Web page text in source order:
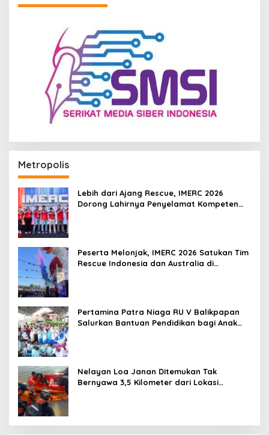
Metropolis
Lebih dari Ajang Rescue, IMERC 2026
Dorong Lahirnya Penyelamat Kompeten
Peserta Melonjak, IMERC 2026 Satukan Tim
Rescue Indonesia dan Australia di
Pertamina Patra Niaga RU V Balikpapan
Salurkan Bantuan Pendidikan bagi Anak
Nelayan Loa Janan Ditemukan Tak
Bernyawa 3,5 Kilometer dari Lokasi